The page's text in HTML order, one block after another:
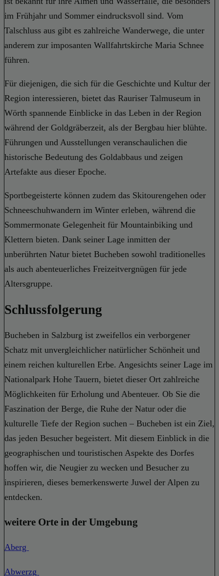
im Frühjahr und Sommer eindrucksvoll sind. Vom
Talschluss aus gibt es zahlreiche Wanderwege, die unter
anderem zur imposanten Wallfahrtskirche Maria Schnee
führen.
Für diejenigen, die sich für die Geschichte und Kultur der
Region interessieren, bietet das Rauriser Talmuseum in
Wörth spannende Einblicke in das Leben in der Region
während der Goldgräberzeit, als der Bergbau hier blühte.
Führungen und Ausstellungen veranschaulichen die
historische Bedeutung des Goldabbaus und zeigen
Artefakte aus dieser Epoche.
Sportbegeisterte können zudem das Skitourengehen oder
Schneeschuhwandern im Winter erleben, während die
Sommermonate Gelegenheit für Mountainbiking und
Klettern bieten. Dank seiner Lage inmitten der
unberührten Natur bietet Bucheben sowohl traditionelles
als auch abenteuerliches Freizeitvergnügen für jede
Altersgruppe.
Schlussfolgerung
Bucheben in Salzburg ist zweifellos ein verborgener
Schatz mit unvergleichlicher natürlicher Schönheit und
einem reichen kulturellen Erbe. Angesichts seiner Lage im
Nationalpark Hohe Tauern, bietet dieser Ort zahlreiche
Möglichkeiten für Erholung und Abenteuer. Ob Sie die
Faszination der Berge, die Ruhe der Natur oder die
kulturelle Tiefe der Region suchen – Bucheben ist ein Ziel,
das jeden Besucher begeistert. Mit diesem Einblick in die
geographischen und touristischen Aspekte des Dorfes
hoffen wir, die Neugier zu wecken und Besucher zu
inspirieren, dieses bemerkenswerte Juwel der Alpen zu
entdecken.
weitere Orte in der Umgebung
Aberg
Abwerzg